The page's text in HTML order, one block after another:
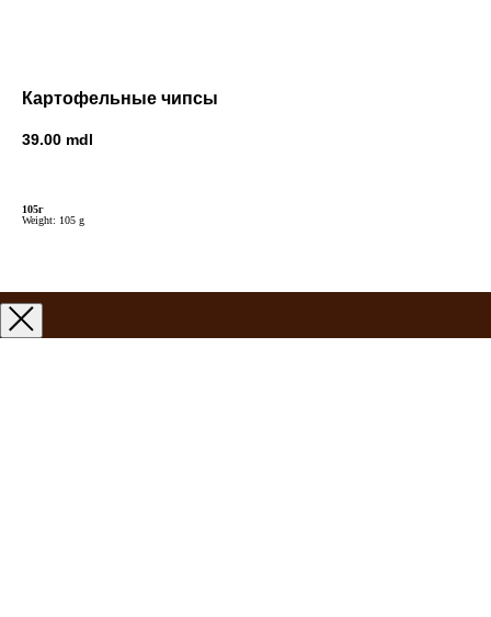
Картофельные чипсы
39.00 mdl
105г
Weight: 105 g